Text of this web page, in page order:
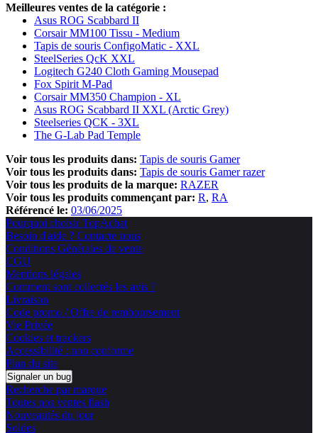
Meilleures ventes de la catégorie :
Asus ROG Scabbard II
Corsair MM100 Tissu - Medium
Tapis de souris ConfigoMatic - XXL
SteelSeries QcK XXL
Logitech G240 Cloth Gaming Mousepad
Fox Spirit M-Pad
Corsair MM350 Champion - XL
Asus ROG Scabbard II XXL (Arctic Grey)
Steelseries QCK - 3XL
The G-Lab Pad Temple
Voir tous les produits dans: Tapis de souris Gamer
Voir tous les produits dans: Tapis de souris Gamer razer
Voir tous les produits de la marque: RAZER
Voir tous les produits commençant par: R RA
Référencé le: 03/06/2025
Pourquoi choisir TopAchat
Besoin d'aide ? Contacte nous
Conditions Générales de vente
CGU
Mentions légales
Comment sont collectés les avis ?
Livraison
Code promo / Offre de remboursement
Vie Privée
Cookies et trackers
Accessibilité : non conforme
Plan du site
Signaler un bug
Recherche par marque
Toutes nos ventes flash
Nouveautés du jour
Soldes